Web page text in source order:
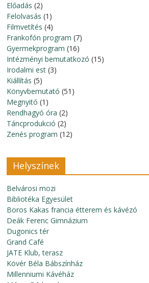
Előadás (2)
Felolvasás (1)
Filmvetítés (4)
Frankofón program (7)
Gyermekprogram (16)
Intézményi bemutatkozó (15)
Irodalmi est (3)
Kiállítás (5)
Könyvbemutató (51)
Megnyitó (1)
Rendhagyó óra (2)
Táncprodukció (2)
Zenés program (12)
Helyszínek
Belvárosi mozi
Bibliotéka Egyesület
Boros Kakas francia étterem és kávézó
Deák Ferenc Gimnázium
Dugonics tér
Grand Café
JATE Klub, terasz
Kövér Béla Bábszínház
Millenniumi Kávéház